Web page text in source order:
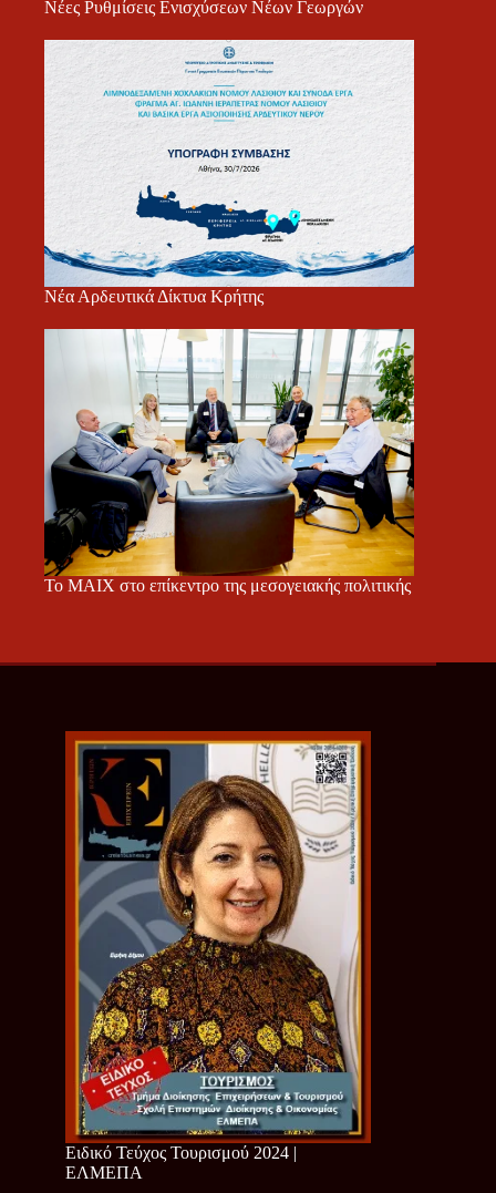
Νέες Ρυθμίσεις Ενισχύσεων Νέων Γεωργών
Νέα Αρδευτικά Δίκτυα Κρήτης
Το ΜΑΙΧ στο επίκεντρο της μεσογειακής πολιτικής
Ειδικό Τεύχος Τουρισμού 2024 |
ΕΛΜΕΠΑ